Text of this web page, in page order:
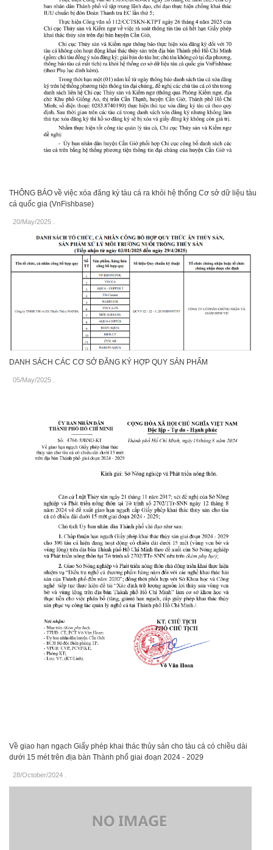
THÔNG BÁO về việc xóa đăng ký tàu cá ra khỏi hệ thống Cơ sở dữ liệu tàu
cá quốc gia (VnFishbase)
20/May/2025
DANH SÁCH CÁC CƠ SỞ ĐĂNG KÝ HỢP QUY SẢN PHẨM
05/May/2025
Về giao hạn ngạch Giấy phép khai thác thủy sản cho tàu cá có chiều dài
dưới 15 mét trên địa bàn Thành phố giai đoạn 2024 - 2029
28/October/2024 .